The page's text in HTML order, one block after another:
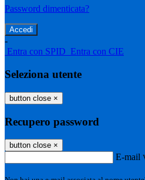
Password dimenticata?
-
Entra con SPID Entra con CIE
Seleziona utente
button close ×
Recupero password
button close ×
E-mail